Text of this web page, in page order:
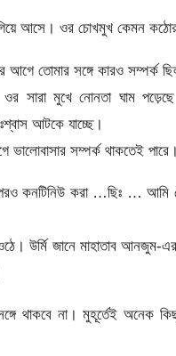
আসে। ওর চোখমুখ কেমন
আগে তোমার সঙ্গে কারও সম্পর্ক
সারা মুখে নোনতা ঘাম
আটকে যাচ্ছে।
ভালোবাসার সম্পর্ক থাকতেই পারে।
কনটিনিউ করা …ছিঃ … আমি
ওঠে। উর্মি জানে মাহাতাব আনজুম-
থাকবে না। মুহূর্তেই অনেক